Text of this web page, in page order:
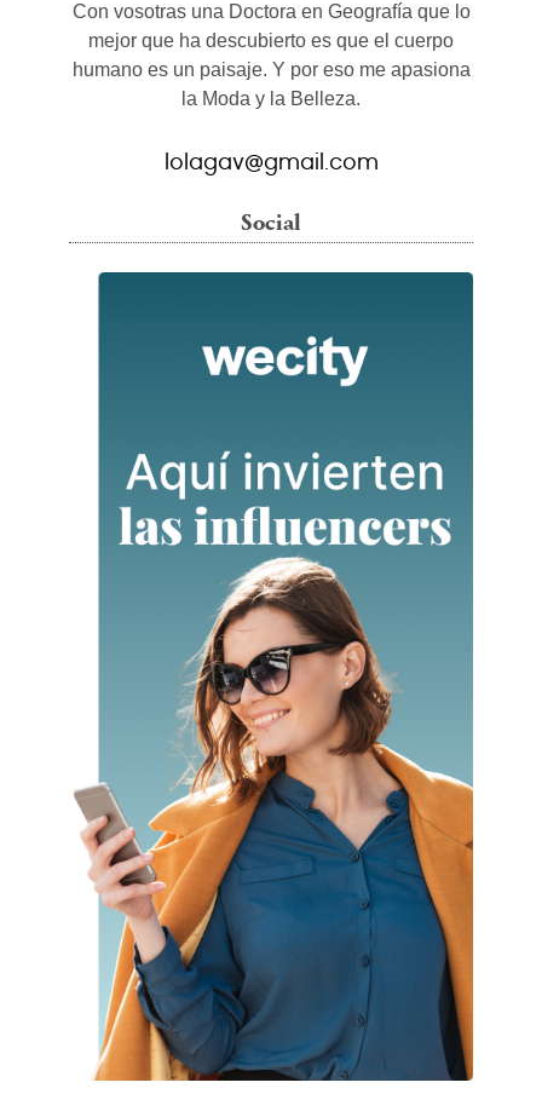
Con vosotras una Doctora en Geografía que lo
mejor que ha descubierto es que el cuerpo
humano es un paisaje. Y por eso me apasiona
la Moda y la Belleza.
lolagav@gmail.com
Social